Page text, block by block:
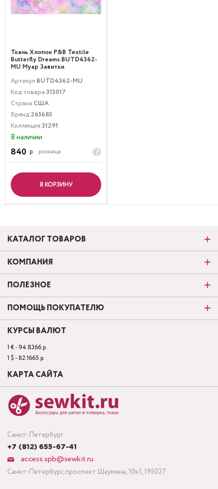
Ткань Хлопок P&B Textile
Butterfly Dreams BUTD4362-
MU Муар Завитки
Артикул:BUTD4362-MU
Код товара:313017
Страна:США
Бренд:265685
Коллекция:31291
В наличии
840 р. розница
В КОРЗИНУ
Санкт-Петербург
+7 (812) 655-67-41
access.spb@sewkit.ru
Санкт-Петербург, проспект Шаумяна, 10к1, 195027
КАТАЛОГ ТОВАРОВ
КОМПАНИЯ
ПОЛЕЗНОЕ
ПОМОЩЬ ПОКУПАТЕЛЮ
КУРСЫ ВАЛЮТ
1 € - 94.8366 р.
1 $ - 82.1665 р.
КАРТА САЙТА